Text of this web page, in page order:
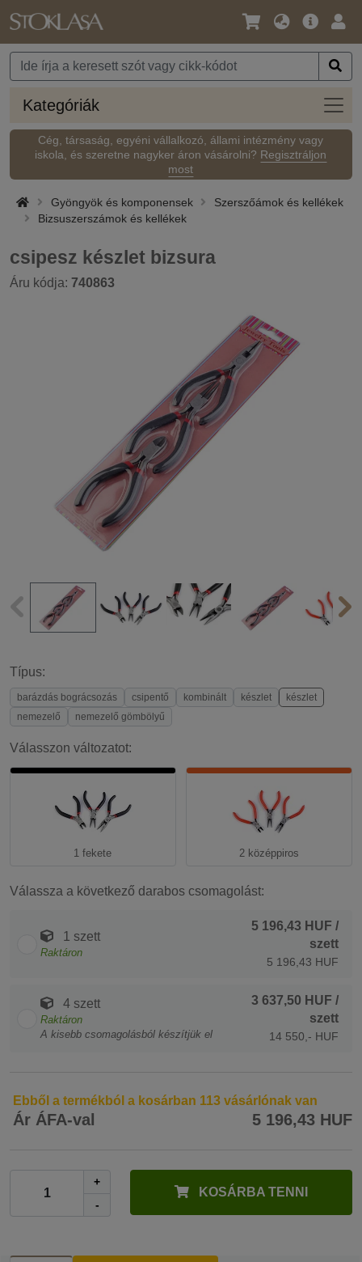
Nyelv
Pénznem
Fő
Kategóriák
Cég, társaság, egyéni vállalkozó, állami intézmény vagy
iskola, és szeretne nagyker áron vásárolni? Regisztráljon
most
Gyöngyök és komponensek
Szerszőámok és kellékek
Bizsuszerszámok és kellékek
csipesz készlet bizsura
Áru kódja: 740863
Típus:
barázdás bográcsozás csipentő kombinált készlet
készlet
nemezelő
nemezelő gömbölyű
Válasszon változatot:
1 fekete 2 középpiros
Válassza a következő darabos csomagolást:
1 szett
Raktáron
5 196,43 HUF /
szett
5 196,43 HUF
4 szett
Raktáron
A kisebb csomagolásból készítjük el
3 637,50 HUF /
szett
14 550,- HUF
Ebből a termékból a kosárban 113 vásárlónak van
Ár ÁFA-val 5 196,43 HUF
+
-
KOSÁRBA TENNI